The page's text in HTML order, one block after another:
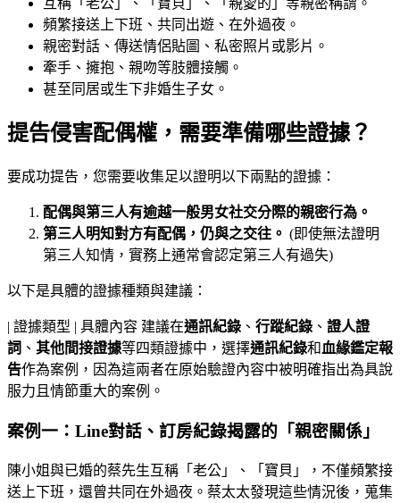
頻繁接送上下班、共同出遊、在外過夜。
親密對話、傳送情侶貼圖、私密照片或影片。
牽手、擁抱、親吻等肢體接觸。
甚至同居或生下非婚生子女。
提告侵害配偶權，需要準備哪些證據？
要成功提告，您需要收集足以證明以下兩點的證據：
配偶與第三人有逾越一般男女社交分際的親密行為。
第三人明知對方有配偶，仍與之交往。 (即使無法證明
第三人知情，實務上通常會認定第三人有過失)
以下是具體的證據種類與建議：
| 證據類型 | 具體內容通訊紀錄 、 行蹤紀錄 、 證人證
詞 、 其他間接證據等四類證據中，選擇通訊紀錄和 血緣鑑定報
告作為案例，因為這兩者在原始驗證內容中被明確指出為具說
服力且情節重大的案例。
案例一：Line對話、訂房紀錄揭露的「親密關係」
陳小姐與已婚的蔡先生互稱「老公」、「寶貝」，不僅頻繁接
送上下班，還曾共同在外過夜。蔡太太發現這些情況後，蒐集